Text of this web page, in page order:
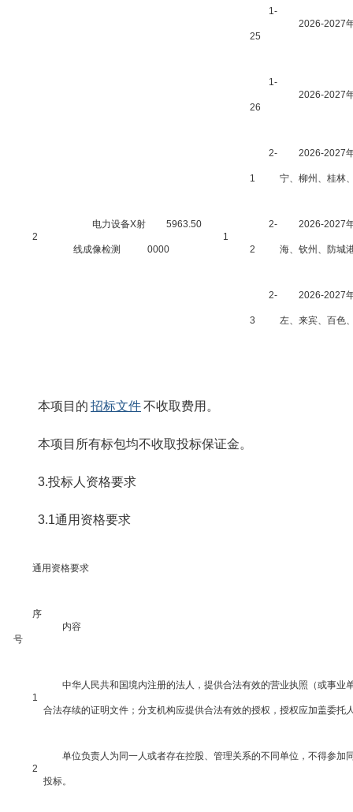
1-
25
2026-2027
1-
26
2026-2027
2
电力设备X射
线成像检测
5963.50
0000
1
2-
1
2026-2027
宁、柳州、桂林
2-
2
2026-2027
海、钦州、防城
2-
3
2026-2027
左、来宾、百色
本项目的 招标文件不收取费用。
本项目所有标包均不收取投标保证金。
3.投标人资格要求
3.1通用资格要求
通用资格要求
序
号
内容
1
中华人民共和国境内注册的法人，提供合法有效的营业执照（或事
合法存续的证明文件；分支机构应提供合法有效的授权，授权应加盖委
2
单位负责人为同一人或者存在控股、管理关系的不同单位，不得参
投标。